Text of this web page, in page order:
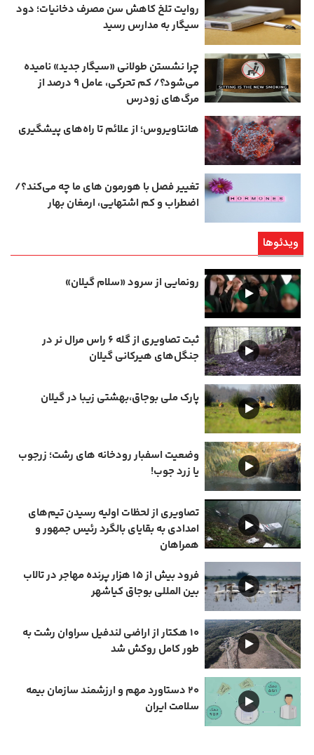
روایت تلخ کاهش سن مصرف دخانیات؛ دود
سیگار به مدارس رسید
چرا نشستن طولانی «سیگار جدید» نامیده
می‌شود؟/ کم‌ تحرکی، عامل ۹ درصد از
مرگ‌های زودرس
هانتاویروس؛ از علائم تا راه‌های پیشگیری
تغییر فصل با هورمون‌ های ما چه می‌کند؟/
اضطراب و کم‌ اشتهایی، ارمغان بهار
ویدئوها
رونمایی از سرود «سلام گیلان»
ثبت تصاویری از گله ۶ راس مرال نر در
جنگل‌های هیرکانی گیلان
پارک ملی بوجاق،بهشتی زیبا در گیلان
وضعیت اسفبار رودخانه های رشت؛ زرجوب
یا زرد جوب!
تصاویری از لحظات اولیه رسیدن تیم‌های
امدادی به بقایای بالگرد رئیس جمهور و
همراهان
فرود بیش از ۱۵ هزار پرنده مهاجر در تالاب
بین المللی بوجاق کیاشهر
۱۰ هکتار از اراضی لندفیل سراوان رشت به
طور کامل روکش شد
۲۰ دستاورد مهم و ارزشمند سازمان بیمه
سلامت ایران